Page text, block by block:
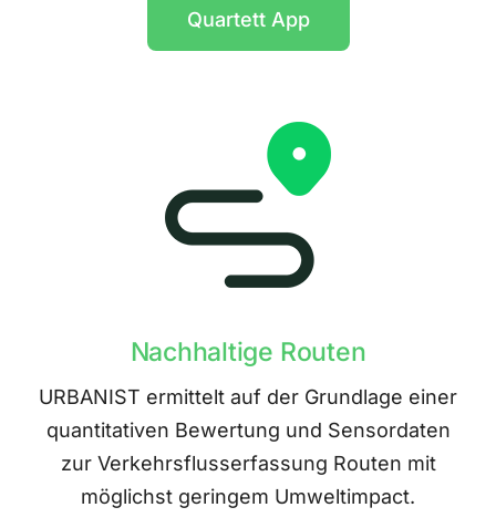
Quartett App
Nachhaltige Routen
URBANIST ermittelt auf der Grundlage einer
quantitativen Bewertung und Sensordaten
zur Verkehrsflusserfassung Routen mit
möglichst geringem Umweltimpact.